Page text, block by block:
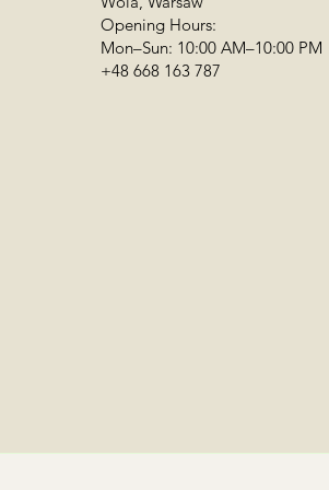
Podaj numer
my skontaktujemy
Opening Hours:
Mon–Sun: 10:00 AM–10:00 PM
+48 668 163 787